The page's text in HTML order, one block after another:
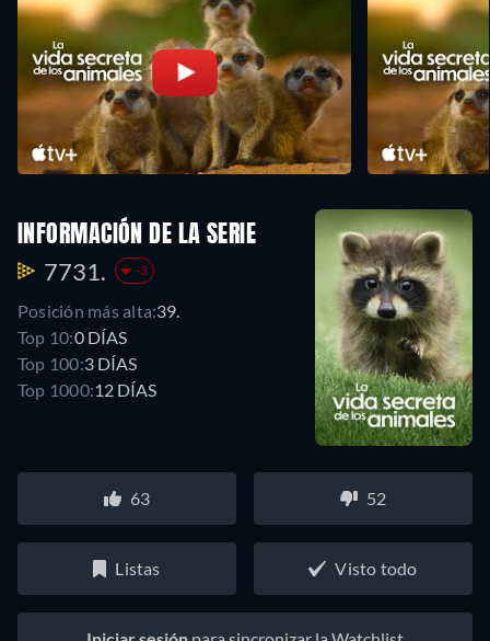
INFORMACIÓN DE LA SERIE
7731. -3
Posición más alta:39.
Top 10:0 DÍAS
Top 100:3 DÍAS
Top 1000:12 DÍAS
63 52
Listas Visto todo